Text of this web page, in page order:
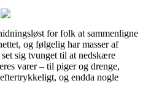
for folk at sammenligne
og følgelig har masser af
sig tvunget til at nedskære
varer – til piger og drenge,
og endda nogle